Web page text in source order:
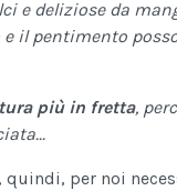
e deliziose da
il pentimento
più in fretta,
quindi, per noi